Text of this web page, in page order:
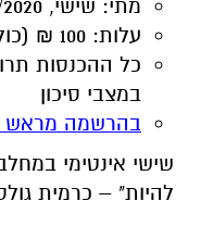
בהרשמה מראש
שישי אינטימי
להיות" – כרמית
כרמית היוצרת
שלה מאז החליטה